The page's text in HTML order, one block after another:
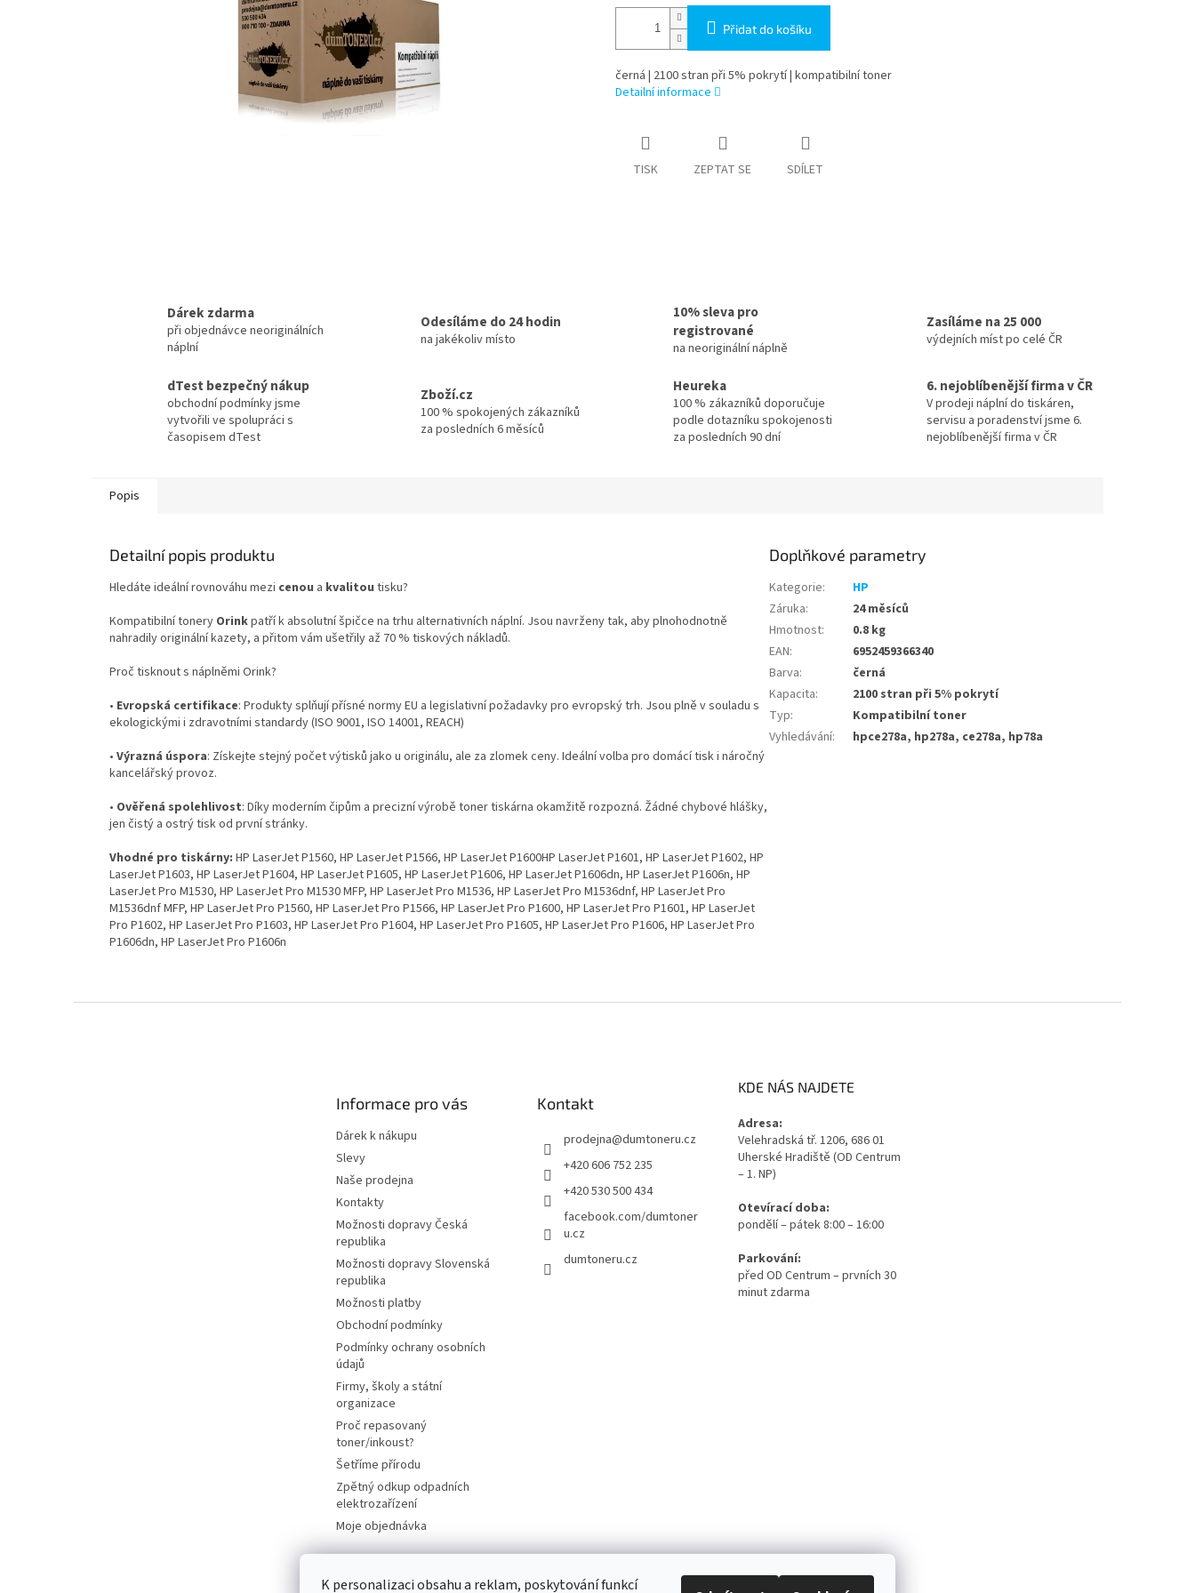
K personalizaci obsahu a reklam, poskytování funkcí
Přidat do košíku
černá | 2100 stran při 5% pokrytí | kompatibilní toner
Detailní informace
TISK ZEPTAT SE SDÍLET
Dárek zdarma
při objednávce neoriginálních
náplní
Odesíláme do 24 hodin
na jakékoliv místo
10% sleva pro
registrované
na neoriginální náplně
Zasíláme na 25 000
výdejních míst po celé ČR
dTest bezpečný nákup
obchodní podmínky jsme
vytvořili ve spolupráci s
časopisem dTest
Zboží.cz
100 % spokojených zákazníků
za posledních 6 měsíců
Heureka
100 % zákazníků doporučuje
podle dotazníku spokojenosti
za posledních 90 dní
6. nejoblíbenější firma v ČR
V prodeji náplní do tiskáren,
servisu a poradenství jsme 6.
nejoblíbenější firma v ČR
Popis
Detailní popis produktu
Hledáte ideální rovnováhu mezi cenou a kvalitou tisku?
Kompatibilní tonery Orinkpatří k absolutní špičce na trhu alternativních náplní. Jsou navrženy tak, aby plnohodnotně
nahradily originální kazety, a přitom vám ušetřily až 70 % tiskových nákladů.
Proč tisknout s náplněmi Orink?
• Evropská certifikace: Produkty splňují přísné normy EU a legislativní požadavky pro evropský trh. Jsou plně v souladu s
ekologickými i zdravotními standardy (ISO 9001, ISO 14001, REACH)
• Výrazná úspora: Získejte stejný počet výtisků jako u originálu, ale za zlomek ceny. Ideální volba pro domácí tisk i náročný
kancelářský provoz.
• Ověřená spolehlivost: Díky moderním čipům a precizní výrobě toner tiskárna okamžitě rozpozná. Žádné chybové hlášky,
jen čistý a ostrý tisk od první stránky.
Vhodné pro tiskárny: HP LaserJet P1560, HP LaserJet P1566, HP LaserJet P1600HP LaserJet P1601, HP LaserJet P1602, HP
LaserJet P1603, HP LaserJet P1604, HP LaserJet P1605, HP LaserJet P1606, HP LaserJet P1606dn, HP LaserJet P1606n, HP
LaserJet Pro M1530, HP LaserJet Pro M1530 MFP, HP LaserJet Pro M1536, HP LaserJet Pro M1536dnf, HP LaserJet Pro
M1536dnf MFP, HP LaserJet Pro P1560, HP LaserJet Pro P1566, HP LaserJet Pro P1600, HP LaserJet Pro P1601, HP LaserJet
Pro P1602, HP LaserJet Pro P1603, HP LaserJet Pro P1604, HP LaserJet Pro P1605, HP LaserJet Pro P1606, HP LaserJet Pro
P1606dn, HP LaserJet Pro P1606n
Doplňkové parametry
Kategorie:
HP
Záruka:
24 měsíců
Hmotnost:
0.8 kg
EAN:
6952459366340
Barva:
černá
Kapacita:
2100 stran při 5% pokrytí
Typ:
Kompatibilní toner
Vyhledávání: hpce278a, hp278a, ce278a, hp78a
Informace pro vás
Dárek k nákupu
Slevy
Naše prodejna
Kontakty
Možnosti dopravy Česká
republika
Možnosti dopravy Slovenská
republika
Možnosti platby
Obchodní podmínky
Podmínky ochrany osobních
údajů
Firmy, školy a státní
organizace
Proč repasovaný
toner/inkoust?
Šetříme přírodu
Zpětný odkup odpadních
elektrozařízení
Moje objednávka
Kontakt
prodejna@dumtoneru.cz
+420 606 752 235
+420 530 500 434
facebook.com/dumtoner
u.cz
dumtoneru.cz
KDE NÁS NAJDETE
Adresa:
Velehradská tř. 1206, 686 01
Uherské Hradiště (OD Centrum
– 1. NP)
Otevírací doba:
pondělí – pátek 8:00 – 16:00
Parkování:
před OD Centrum – prvních 30
minut zdarma